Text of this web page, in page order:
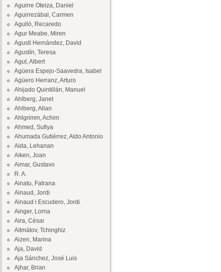
Aguirre Oteiza, Daniel
Aguirrezábal, Carmen
Agulló, Recaredo
Agur Meabe, Miren
Agustí Hernández, David
Agustín, Teresa
Agut, Albert
Agüera Espejo-Saavedra, Isabel
Agüero Herranz, Arturo
Ahijado Quintillán, Manuel
Ahlberg, Janet
Ahlberg, Allan
Ahlgrimm, Achim
Ahmed, Sufiya
Ahumada Gutiérrez, Aldo Antonio
Aida, Lehanan
Aiken, Joan
Aimar, Gustavo
R. A.
Ainatu, Fatrana
Ainaud, Jordi
Ainaud i Escudero, Jordi
Ainger, Lorna
Aira, César
Aitmátov, Tchinghiz
Aizen, Marina
Aja, David
Aja Sánchez, José Luis
Ajhar, Brian